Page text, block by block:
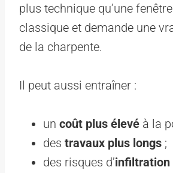
plus technique qu’une
classique et demande une
de la charpente.
Il peut aussi entraîner :
un coût plus élevé à la
des travaux plus longs ;
des risques d’infiltration